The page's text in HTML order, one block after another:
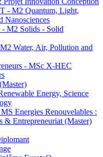
- M2 Quantum, Light,
Nanosciences
M2 Solids - Solid
Water, Air, Pollution and
- MSc X-HEC
Energy, Science
Energies Renouvelables :
& Entrepreneuriat (Master)